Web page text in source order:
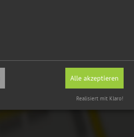
Alle akzeptieren
Realisiert mit Klaro!